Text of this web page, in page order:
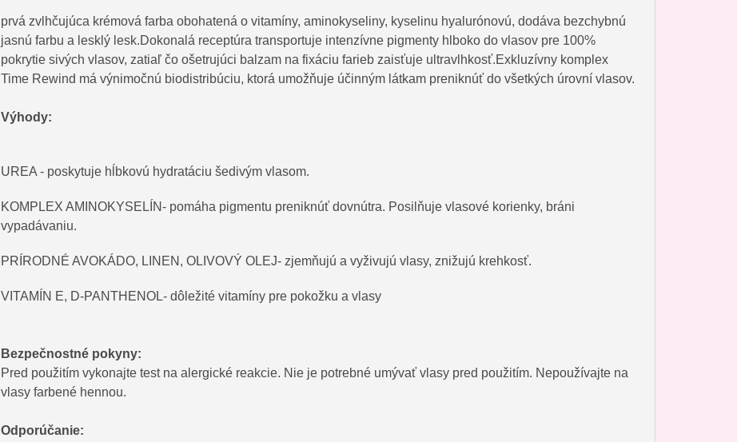
prvá zvlhčujúca krémová farba obohatená o vitamíny, aminokyseliny, kyselinu hyalurónovú, dodáva bezchybnú
jasnú farbu a lesklý lesk.Dokonalá receptúra ​​transportuje intenzívne pigmenty hlboko do vlasov pre 100%
pokrytie sivých vlasov, zatiaľ čo ošetrujúci balzam na fixáciu farieb zaisťuje ultravlhkosť.Exkluzívny komplex
Time Rewind má výnimočnú biodistribúciu, ktorá umožňuje účinným látkam preniknúť do všetkých úrovní vlasov.
Výhody:
UREA - poskytuje hĺbkovú hydratáciu šedivým vlasom.
KOMPLEX AMINOKYSELÍN- pomáha pigmentu preniknúť dovnútra. Posilňuje vlasové korienky, bráni
vypadávaniu.
PRÍRODNÉ AVOKÁDO, LINEN, OLIVOVÝ OLEJ- zjemňujú a vyživujú vlasy, znižujú krehkosť.
VITAMÍN E, D-PANTHENOL- dôležité vitamíny pre pokožku a vlasy
Bezpečnostné pokyny:
Pred použitím vykonajte test na alergické reakcie. Nie je potrebné umývať vlasy pred použitím. Nepoužívajte na
vlasy farbené hennou.
Odporúčanie: